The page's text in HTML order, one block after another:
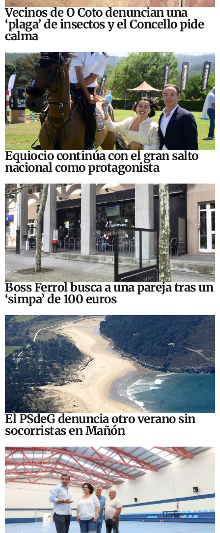
Vecinos de O Coto denuncian una
‘plaga’ de insectos y el Concello pide
calma
Equiocio continúa con el gran salto
nacional como protagonista
Boss Ferrol busca a una pareja tras un
‘simpa’ de 100 euros
El PSdeG denuncia otro verano sin
socorristas en Mañón